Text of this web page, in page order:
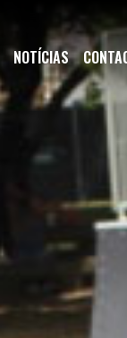
NOTÍCIAS